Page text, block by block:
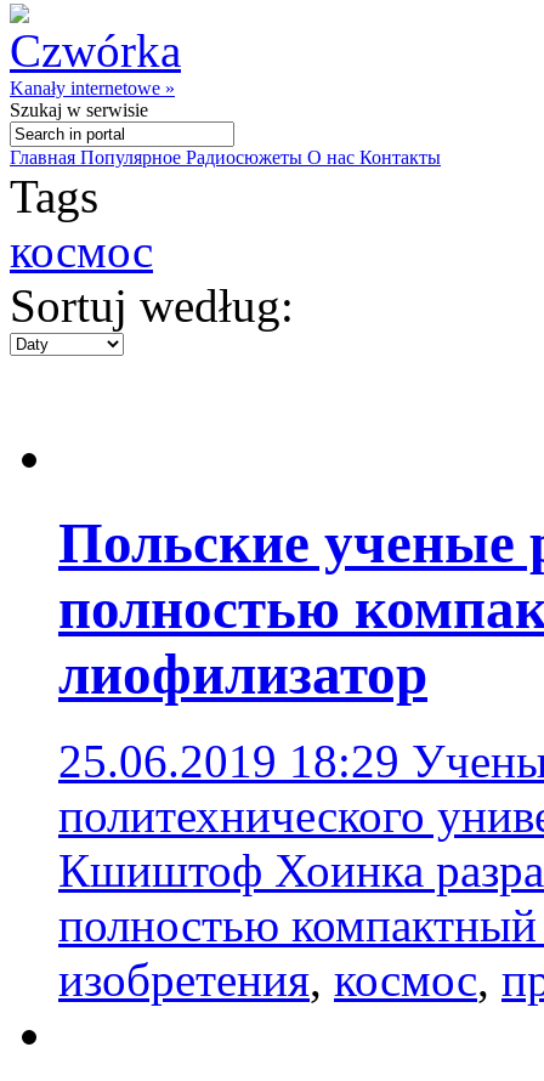
Kanały internetowe »
Szukaj w serwisie
Главная Популярное Радиосюжеты О нас Контакты
Tags
космос
Sortuj według:
Польские ученые
полностью
лиофилизатор
25.06.2019 18:29
политехнического
Кшиштоф Хоинка
полностью
изобретения, космос,